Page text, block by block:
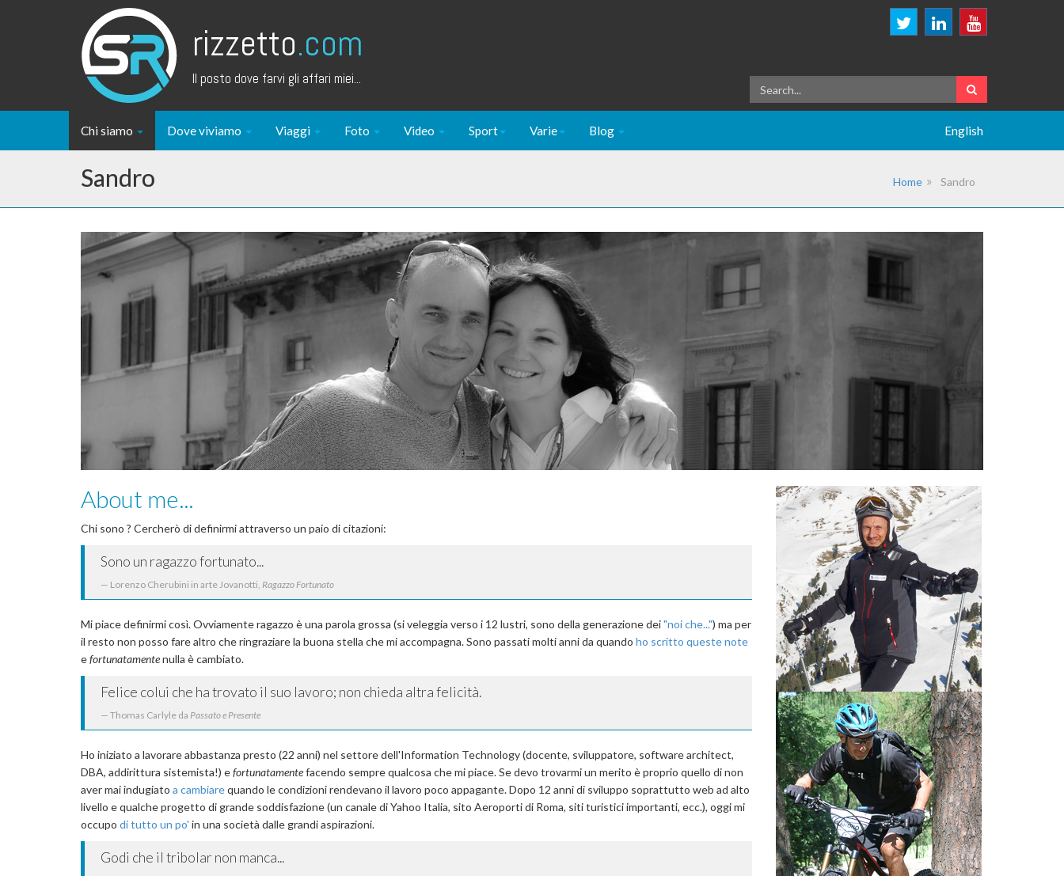
rizzetto.com
Il posto dove farvi gli affari miei...
Chi siamo Dove viviamo Viaggi Foto Video Sport Varie Blog English
Sandro Home Sandro
About me...
Chi sono ? Cercherò di definirmi attraverso un paio di citazioni:
Sono un ragazzo fortunato...
Lorenzo Cherubini in arte Jovanotti, Ragazzo Fortunato
Mi piace definirmi così. Ovviamente ragazzo è una parola grossa (si veleggia verso i 12 lustri, sono della generazione dei"noi che...") ma per
il resto non posso fare altro che ringraziare la buona stella che mi accompagna. Sono passati molti anni da quando ho scritto queste note
efortunatamentenulla è cambiato.
Felice colui che ha trovato il suo lavoro; non chieda altra felicità.
Thomas Carlyle da Passato e Presente
Ho iniziato a lavorare abbastanza presto (22 anni) nel settore dell'Information Technology (docente, sviluppatore, software architect,
DBA, addirittura sistemista!) efortunatamentefacendo sempre qualcosa che mi piace. Se devo trovarmi un merito è proprio quello di non
aver mai indugiato a cambiarequando le condizioni rendevano il lavoro poco appagante. Dopo 12 anni di sviluppo soprattutto web ad alto
livello e qualche progetto di grande soddisfazione (un canale di Yahoo Italia, sito Aeroporti di Roma, siti turistici importanti, ecc.), oggi mi
occupo di tutto un po' in una società dalle grandi aspirazioni.
Godi che il tribolar non manca...